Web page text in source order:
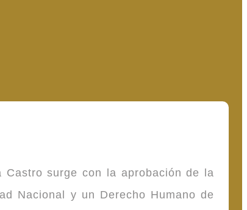
Castro surge con la aprobación de la
Nacional y un Derecho Humano de